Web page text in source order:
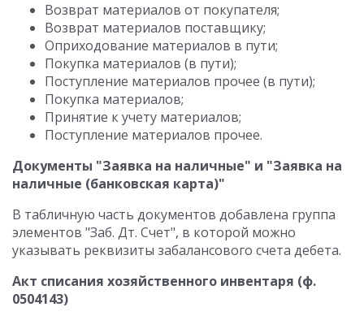
Возврат материалов от покупателя;
Возврат материалов поставщику;
Оприходование материалов в пути;
Покупка материалов (в пути);
Поступление материалов прочее (в пути);
Покупка материалов;
Принятие к учету материалов;
Поступление материалов прочее.
Документы "Заявка на наличные" и "Заявка на
наличные (банковская карта)"
В табличную часть документов добавлена группа
элементов "Заб. Дт. Счет", в которой можно
указывать реквизиты забалансового счета дебета.
Акт списания хозяйственного инвентаря (ф.
0504143)